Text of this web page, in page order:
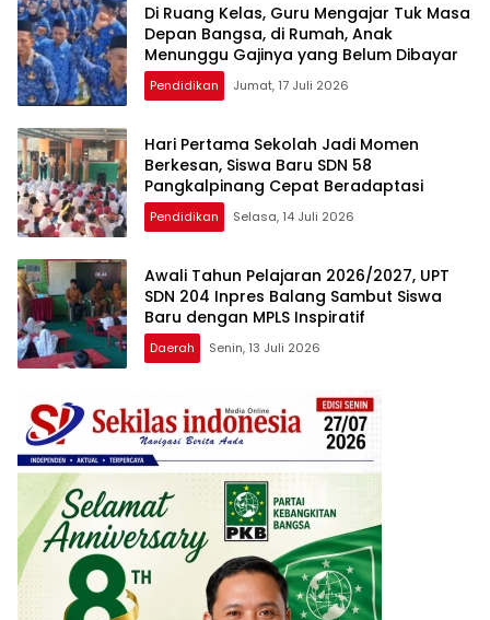
Di Ruang Kelas, Guru Mengajar Tuk Masa
Depan Bangsa, di Rumah, Anak
Menunggu Gajinya yang Belum Dibayar
Pendidikan Jumat, 17 Juli 2026
Hari Pertama Sekolah Jadi Momen
Berkesan, Siswa Baru SDN 58
Pangkalpinang Cepat Beradaptasi
Pendidikan Selasa, 14 Juli 2026
Awali Tahun Pelajaran 2026/2027, UPT
SDN 204 Inpres Balang Sambut Siswa
Baru dengan MPLS Inspiratif
Daerah Senin, 13 Juli 2026